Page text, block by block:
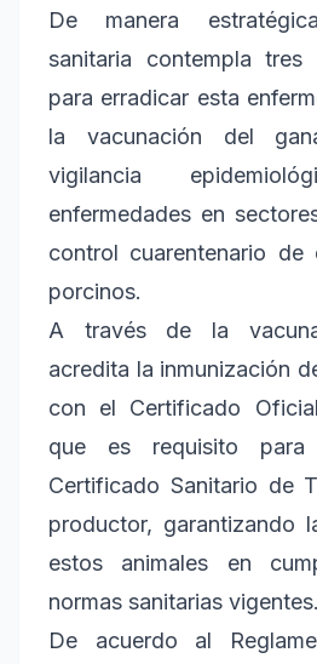
De manera
sanitaria contempla
para erradicar esta
la vacunación del
vigilancia
enfermedades en
control cuarentenario de
porcinos.
A través de la
acredita la inmunización
con el Certificado
que es requisito
Certificado Sanitario de
productor, garantizando
estos animales en
normas sanitarias vigentes.
De acuerdo al